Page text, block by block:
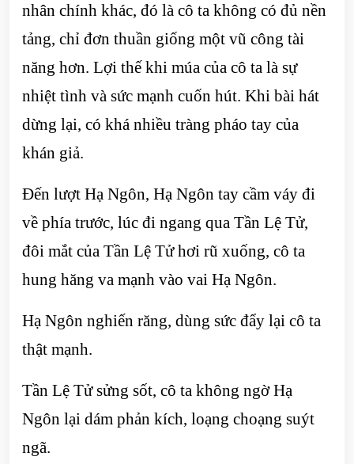
nhân chính khác, đó là cô ta không có đủ nền
tảng, chỉ đơn thuần giống một vũ công tài
năng hơn. Lợi thế khi múa của cô ta là sự
nhiệt tình và sức mạnh cuốn hút. Khi bài hát
dừng lại, có khá nhiều tràng pháo tay của
khán giả.
Đến lượt Hạ Ngôn, Hạ Ngôn tay cầm váy đi
về phía trước, lúc đi ngang qua Tần Lệ Tử,
đôi mắt của Tần Lệ Tử hơi rũ xuống, cô ta
hung hăng va mạnh vào vai Hạ Ngôn.
Hạ Ngôn nghiến răng, dùng sức đẩy lại cô ta
thật mạnh.
Tần Lệ Tử sửng sốt, cô ta không ngờ Hạ
Ngôn lại dám phản kích, loạng choạng suýt
ngã.